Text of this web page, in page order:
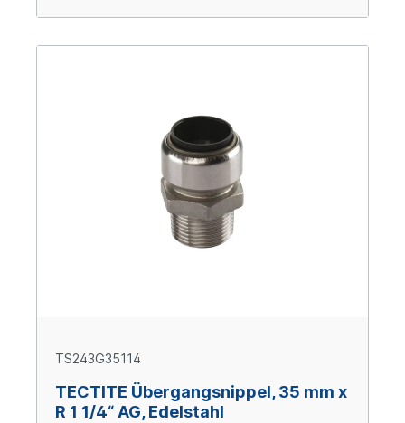
TS243G35114
TECTITE Übergangsnippel, 35 mm x
R 1 1/4“ AG, Edelstahl